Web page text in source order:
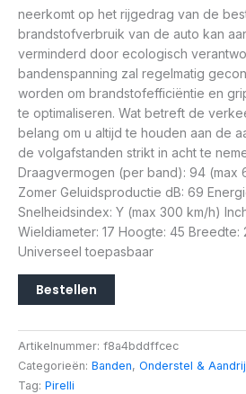
neerkomt op het rijgedrag van de
brandstofverbruik van de auto kan
verminderd door ecologisch
bandenspanning zal regelmatig
worden om brandstofefficiëntie en
te optimaliseren. Wat betreft de
belang om u altijd te houden aan de
de volgafstanden strikt in acht te
Draagvermogen (per band): 94 (max
Zomer Geluidsproductie dB: 69
Snelheidsindex: Y (max 300 km/h)
Wieldiameter: 17 Hoogte: 45 Breedte:
Universeel toepasbaar
Bestellen
Artikelnummer: f8a4bddffcec
Categorieën: Banden, Onderstel &
Tag: Pirelli